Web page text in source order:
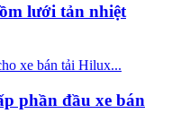
lưới tản nhiệt
phần đầu xe bán